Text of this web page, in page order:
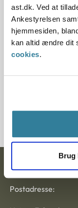
ast.dk. Ved at
Ankestyrelsen
hjemmesiden,
kan altid ændre dit
cookies.
Brug
Denne
2013, da den er
Paragraf
7000039-02
Ankestyrelsen
Postadresse: